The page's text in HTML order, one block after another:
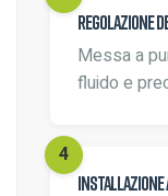
Regolazione
Messa a
fluido e
Installazione